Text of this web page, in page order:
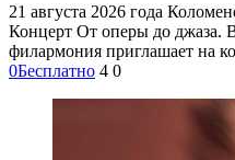
21 августа 2026 года
Концерт От оперы до джаза.
филармония приглашает на
0Бесплатно 4 0